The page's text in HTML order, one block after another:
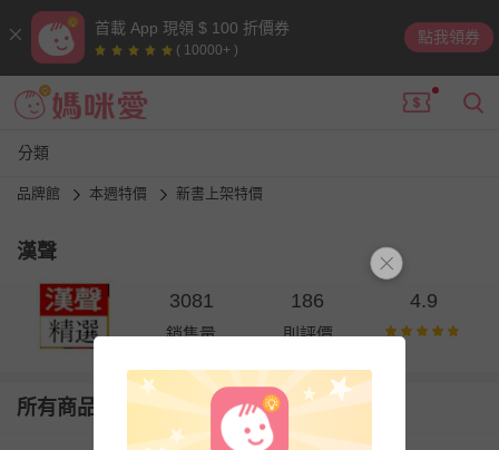
首載 App 現領 $ 100 折價券
( 10000+ )
點我領券
分類
品牌館 本週特價 新書上架特價
漢聲
3081
銷售量
186
則評價
4.9
所有商品